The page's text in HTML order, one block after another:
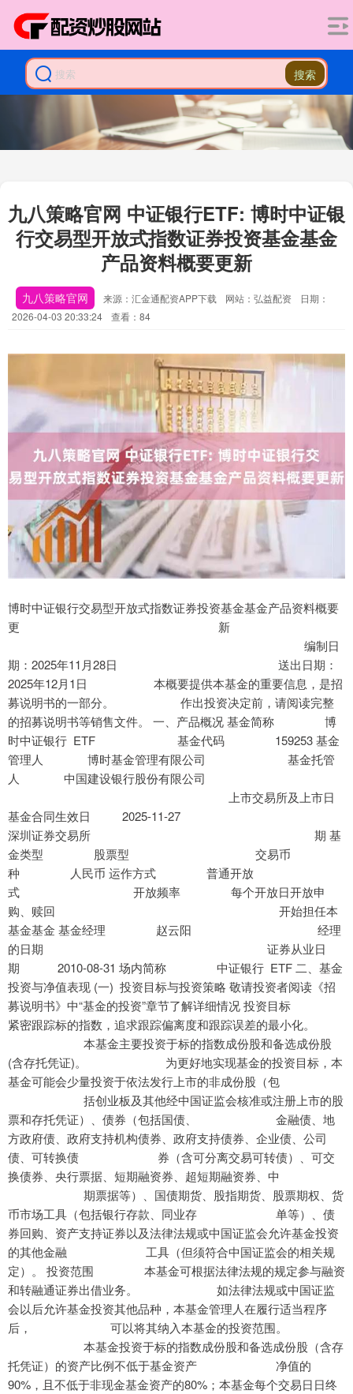
搜索
九八策略官网 中证银行ETF: 博时中证银
行交易型开放式指数证券投资基金基金
产品资料概要更新
九八策略官网 来源：汇金通配资APP下载 网站：弘益配资
日期：
2026-04-03 20:33:24
查看：84
博时中证银行交易型开放式指数证券投资基金基金产品资料概要
更 新
编制日
期：2025年11月28日 送出日期：
2025年12月1日 本概要提供本基金的重要信息，是招
募说明书的一部分。 作出投资决定前，请阅读完整
的招募说明书等销售文件。 一、产品概况 基金简称 博
时中证银行 ETF 基金代码 159253 基金
管理人 博时基金管理有限公司 基金托管
人 中国建设银行股份有限公司
上市交易所及上市日
基金合同生效日 2025-11-27
深圳证券交易所 期 基
金类型 股票型 交易币
种 人民币 运作方式 普通开放
式 开放频率 每个开放日开放申
购、赎回 开始担任本
基金基金 基金经理 赵云阳 经理
的日期 证券从业日
期 2010-08-31 场内简称 中证银行 ETF 二、基金
投资与净值表现 (一) 投资目标与投资策略 敬请投资者阅读《招
募说明书》中“基金的投资”章节了解详细情况 投资目标
紧密跟踪标的指数，追求跟踪偏离度和跟踪误差的最小化。
本基金主要投资于标的指数成份股和备选成份股
(含存托凭证)。 为更好地实现基金的投资目标，本
基金可能会少量投资于依法发行上市的非成份股（包
括创业板及其他经中国证监会核准或注册上市的股
票和存托凭证）、债券（包括国债、 金融债、地
方政府债、政府支持机构债券、政府支持债券、企业债、公司
债、可转换债 券（含可分离交易可转债）、可交
换债券、央行票据、短期融资券、超短期融资券、中
期票据等）、国债期货、股指期货、股票期权、货
币市场工具（包括银行存款、同业存 单等）、债
券回购、资产支持证券以及法律法规或中国证监会允许基金投资
的其他金融 工具（但须符合中国证监会的相关规
定）。 投资范围 本基金可根据法律法规的规定参与融资
和转融通证券出借业务。 如法律法规或中国证监
会以后允许基金投资其他品种，本基金管理人在履行适当程序
后， 可以将其纳入本基金的投资范围。
本基金投资于标的指数成份股和备选成份股（含存
托凭证）的资产比例不低于基金资产 净值的
90%，且不低于非现金基金资产的80%；本基金每个交易日日终